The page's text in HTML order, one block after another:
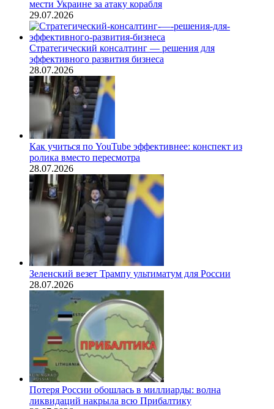
мести Украине за атаку корабля
29.07.2026
Стратегический консалтинг — решения для
эффективного развития бизнеса
28.07.2026
Как учиться по YouTube эффективнее: конспект из
ролика вместо пересмотра
28.07.2026
Зеленский везет Трампу ультиматум для России
28.07.2026
Потеря России обошлась в миллиарды: волна
ликвидаций накрыла всю Прибалтику